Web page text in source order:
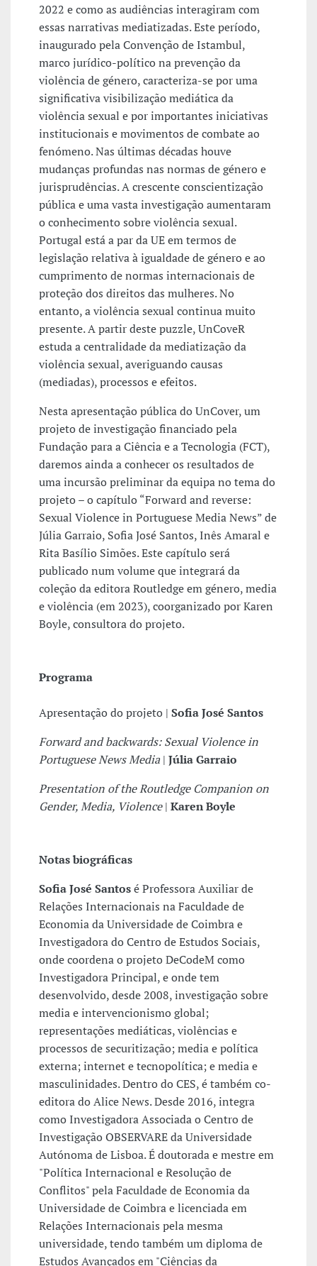
2022 e como as audiências interagiram com
essas narrativas mediatizadas. Este período,
inaugurado pela Convenção de Istambul,
marco jurídico-político na prevenção da
violência de género, caracteriza-se por uma
significativa visibilização mediática da
violência sexual e por importantes iniciativas
institucionais e movimentos de combate ao
fenómeno. Nas últimas décadas houve
mudanças profundas nas normas de género e
jurisprudências. A crescente conscientização
pública e uma vasta investigação aumentaram
o conhecimento sobre violência sexual.
Portugal está a par da UE em termos de
legislação relativa à igualdade de género e ao
cumprimento de normas internacionais de
proteção dos direitos das mulheres. No
entanto, a violência sexual continua muito
presente. A partir deste puzzle, UnCoveR
estuda a centralidade da mediatização da
violência sexual, averiguando causas
(mediadas), processos e efeitos.
Nesta apresentação pública do UnCover, um
projeto de investigação financiado pela
Fundação para a Ciência e a Tecnologia (FCT),
daremos ainda a conhecer os resultados de
uma incursão preliminar da equipa no tema do
projeto – o capítulo “Forward and reverse:
Sexual Violence in Portuguese Media News” de
Júlia Garraio, Sofia José Santos, Inês Amaral e
Rita Basílio Simões. Este capítulo será
publicado num volume que integrará da
coleção da editora Routledge em género, media
e violência (em 2023), coorganizado por Karen
Boyle, consultora do projeto.
Programa
Apresentação do projeto | Sofia José Santos
Forward and backwards: Sexual Violence in
Portuguese News Media| Júlia Garraio
Presentation of the Routledge Companion on
Gender, Media, Violence| Karen Boyle
Notas biográficas
Sofia José Santosé Professora Auxiliar de
Relações Internacionais na Faculdade de
Economia da Universidade de Coimbra e
Investigadora do Centro de Estudos Sociais,
onde coordena o projeto DeCodeM como
Investigadora Principal, e onde tem
desenvolvido, desde 2008, investigação sobre
media e intervencionismo global;
representações mediáticas, violências e
processos de securitização; media e política
externa; internet e tecnopolítica; e media e
masculinidades. Dentro do CES, é também co-
editora do Alice News. Desde 2016, integra
como Investigadora Associada o Centro de
Investigação OBSERVARE da Universidade
Autónoma de Lisboa. É doutorada e mestre em
"Política Internacional e Resolução de
Conflitos" pela Faculdade de Economia da
Universidade de Coimbra e licenciada em
Relações Internacionais pela mesma
universidade, tendo também um diploma de
Estudos Avançados em "Ciências da